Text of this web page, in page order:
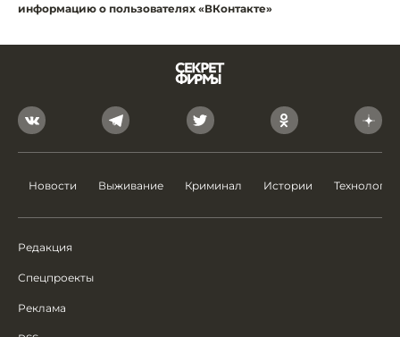
информацию о пользователях «ВКонтакте»
Новости Выживание Криминал Истории Технологии
Редакция
Спецпроекты
Реклама